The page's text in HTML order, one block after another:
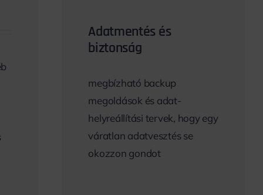
Adatmentés és
biztonság
megbízható backup
megoldások és adat-
helyreállítási tervek, hogy egy
váratlan adatvesztés se
okozzon gondot